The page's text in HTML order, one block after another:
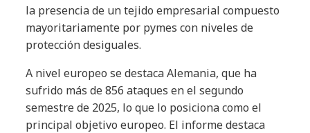
la presencia de un tejido empresarial compuesto
mayoritariamente por pymes con niveles de
protección desiguales.
A nivel europeo se destaca Alemania, que ha
sufrido más de 856 ataques en el segundo
semestre de 2025, lo que lo posiciona como el
principal objetivo europeo. El informe destaca